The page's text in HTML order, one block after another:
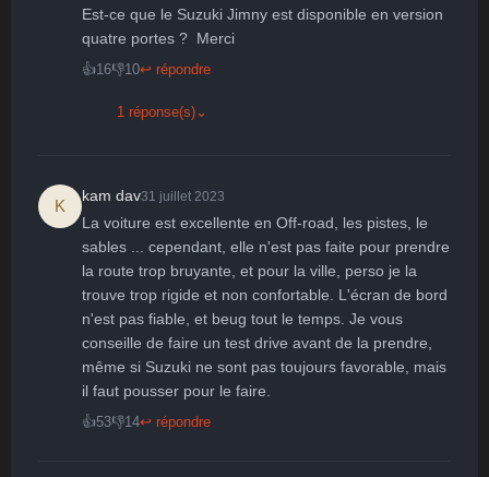
🤩
Parfait
👏
Bravo
😄 🙂 😐
😮
Surpris
😞
Est-ce que le Suzuki Jimny est disponible en version
quatre portes ?  Merci
👍16👎10↩ répondre
1 réponse(s) ⌄
K
kam dav31 juillet 2023
La voiture est excellente en Off-road, les pistes, le
sables ... cependant, elle n'est pas faite pour prendre
la route trop bruyante, et pour la ville, perso je la
trouve trop rigide et non confortable. L'écran de bord
n'est pas fiable, et beug tout le temps. Je vous
conseille de faire un test drive avant de la prendre,
même si Suzuki ne sont pas toujours favorable, mais
il faut pousser pour le faire.
👍53👎14↩ répondre